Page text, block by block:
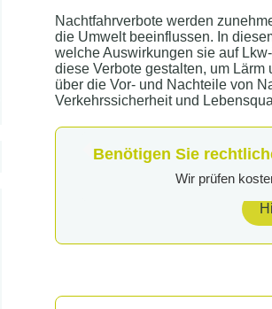
Nachtfahrverbote werden
die Umwelt beeinflussen. In
welche Auswirkungen sie auf
diese Verbote gestalten, um
über die Vor- und Nachteile von
Verkehrssicherheit und
Benötigen Sie
Wir prüfen